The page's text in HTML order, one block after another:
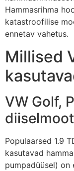
Hammasrihma
katastroofilise
ennetav vahetus.
Millised
VW Golf,
Populaarsed 1.9
kasutavad
pumpadüüsel) on